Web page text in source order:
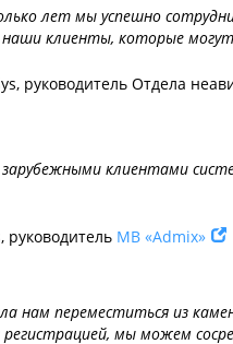
лет мы успешно
клиенты, которые
руководитель Отдела
клиентами
руководитель MB «Admix»
нам переместиться из
мы можем